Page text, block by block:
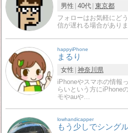
男性 40代 東京都
フォローはお気軽にど
信が遅れる場合があり
happyiPhone
まるり
女性 神奈川県
iPhoneやスマホの情報
らいという方にiPhone
モやauや…
lowhandicapper
もう少しでシング